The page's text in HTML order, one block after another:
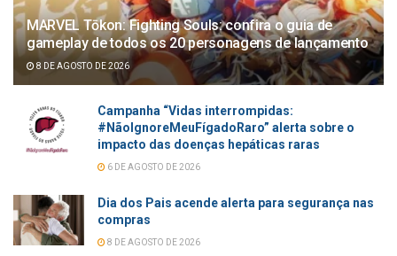
MARVEL Tōkon: Fighting Souls: confira o guia de
gameplay de todos os 20 personagens de lançamento
8 DE AGOSTO DE 2026
Campanha “Vidas interrompidas:
#NãoIgnoreMeuFígadoRaro” alerta sobre o
impacto das doenças hepáticas raras
6 DE AGOSTO DE 2026
Dia dos Pais acende alerta para segurança nas
compras
8 DE AGOSTO DE 2026